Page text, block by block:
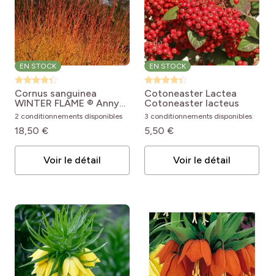
EN STOCK
Cornus sanguinea
WINTER FLAME ® Anny
Le pot de 7.5L Cornus
sanguinea Anny's Winter
Orange
2 conditionnements disponibles
18,50 €
Voir le détail
EN STOCK
Cotoneaster Lactea
Cotoneaster lacteus
3 conditionnements disponibles
5,50 €
Voir le détail